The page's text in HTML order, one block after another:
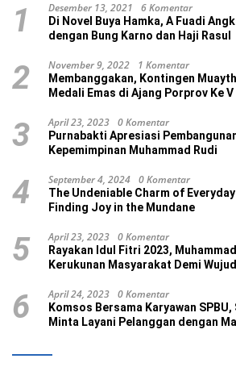
1 Desember 13, 2021 6 Komentar
Di Novel Buya Hamka, A Fuadi
dengan Bung Karno dan Haji Rasul
2 November 9, 2022 1 Komentar
Membanggakan, Kontingen
Medali Emas di Ajang Porprov Ke
3 April 23, 2023 0 Komentar
Purnabakti Apresiasi
Kepemimpinan Muhammad Rudi
4 September 4, 2024 0 Komentar
The Undeniable Charm of
Finding Joy in the Mundane
5 April 23, 2023 0 Komentar
Rayakan Idul Fitri 2023,
Kerukunan Masyarakat Demi
6 April 24, 2023 0 Komentar
Komsos Bersama Karyawan
Minta Layani Pelanggan dengan